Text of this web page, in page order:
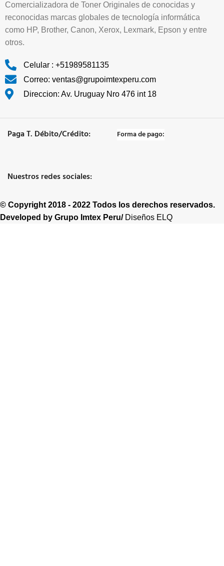
Comercializadora de Toner Originales de conocidas y
reconocidas marcas globales de tecnología informática
como HP, Brother, Canon, Xerox, Lexmark, Epson y entre
otros.
Celular : +51989581135
Correo: ventas@grupoimtexperu.com
Direccion: Av. Uruguay Nro 476 int 18
Paga T. Débito/Crédito: Forma de pago:
Nuestros redes sociales:
© Copyright 2018 - 2022 Todos los derechos reservados.
Developed by Grupo Imtex Peru/ Diseños ELQ